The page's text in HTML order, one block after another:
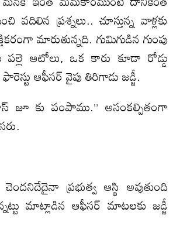
వదిలిన ప్రశ్నలు.. చూస్తున్న వాళ్లకు
మారుతున్నది. గుమిగుడిన గుంపు
పల్లె ఆటోలు, ఒక కారు కూడా రోడ్డు
ఆఫీసర్ వైపు తిరిగాడు జడ్జీ.
జూ కు పంపాము.” అసంకల్పితంగా
ప్రభుత్వ ఆస్థి అవుతుంది
మాట్లాడిన ఆఫీసర్ మాటలకు జడ్జీ